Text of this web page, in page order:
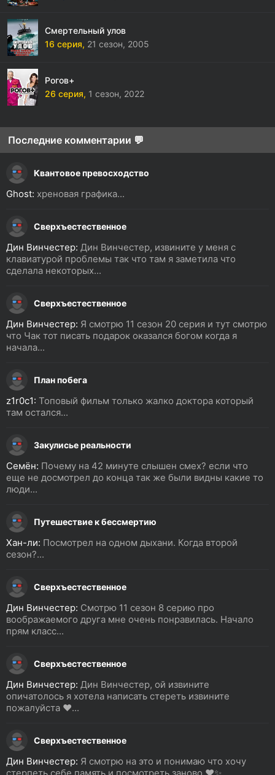
Смертельный улов
16 серия, 21 сезон, 2005
Рогов+
26 серия, 1 сезон, 2022
Последние комментарии 💬
Квантовое превосходство
Ghost: хреновая графика...
Сверхъестественное
Дин Винчестер: Дин Винчестер, извините у меня с
клавиатурой проблемы так что там я заметила что
сделала некоторых...
Сверхъестественное
Дин Винчестер: Я смотрю 11 сезон 20 серия и тут смотрю
что Чак тот писать подарок оказался богом когда я
начала...
План побега
z1r0c1: Топовый фильм только жалко доктора который
там остался...
Закулисье реальности
Семён: Почему на 42 минуте слышен смех? если что
еще не досмотрел до конца так же были видны какие то
люди...
Путешествие к бессмертию
Хан-ли: Посмотрел на одном дыхани. Когда второй
сезон?...
Сверхъестественное
Дин Винчестер: Смотрю 11 сезон 8 серию про
воображаемого друга мне очень понравилась. Начало
прям класс...
Сверхъестественное
Дин Винчестер: Дин Винчестер, ой извините
опичатолось я хотела написать стереть извините
пожалуйста ❤️...
Сверхъестественное
Дин Винчестер: Я смотрю на это и понимаю что хочу